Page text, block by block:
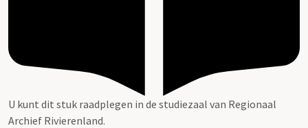
U kunt dit stuk raadplegen in de studiezaal van Regionaal
Archief Rivierenland.